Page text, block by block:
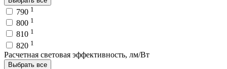
790 1
800 1
810 1
820 1
Расчетная световая эффективность, лм/Вт
Выбрать все